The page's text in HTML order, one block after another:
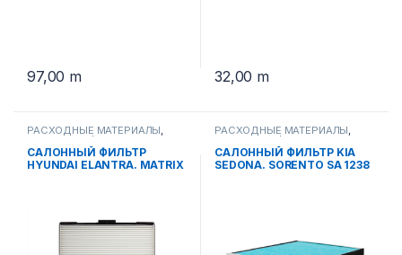
97,00 m 32,00 m
РАСХОДНЫЕ МАТЕРИАЛЫ
САЛОННЫЕ ФИЛЬТРА
САЛОННЫЙ ФИЛЬТР
HYUNDAI ELANTRA. MATRIX
РАСХОДНЫЕ МАТЕРИАЛЫ
САЛОННЫЕ ФИЛЬТРА
САЛОННЫЙ ФИЛЬТР KIA
SEDONA. SORENTO SA 1238